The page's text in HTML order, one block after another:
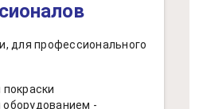
для профессионального
-